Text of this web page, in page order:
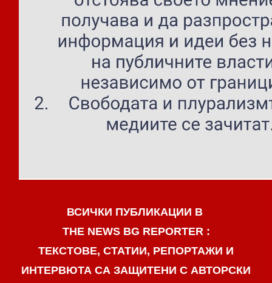
ВСИЧКИ ПУБЛИКАЦИИ В
THE NEWS BG REPORTER :
ТЕКСТОВЕ, СТАТИИ, РЕПОРТАЖИ И
ИНТЕРВЮТА СА ЗАЩИТЕНИ С АВТОРСКИ